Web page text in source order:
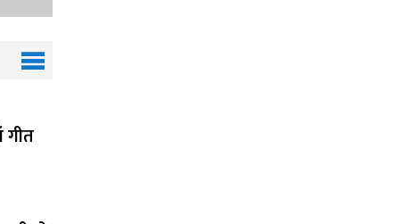
गीत